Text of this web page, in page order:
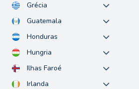
Grécia
Guatemala
Honduras
Hungria
Ilhas Faroé
Irlanda